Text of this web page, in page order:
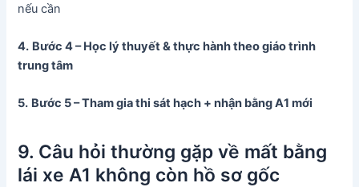
nếu cần
4. Bước 4 – Học lý thuyết & thực hành theo giáo trình
trung tâm
5. Bước 5 – Tham gia thi sát hạch + nhận bằng A1 mới
9. Câu hỏi thường gặp về mất bằng
lái xe A1 không còn hồ sơ gốc